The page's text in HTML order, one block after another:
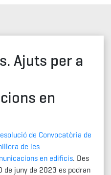
Ajuts per a
en
de Convocatòria de
de les
en edificis. Des
de juny de 2023 es podran